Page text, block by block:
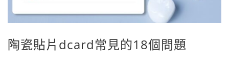
陶瓷貼片dcard常見的18個問題